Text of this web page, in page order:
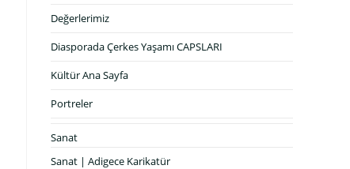
Değerlerimiz
Diasporada Çerkes Yaşamı CAPSLARI
Kültür Ana Sayfa
Portreler
Sanat
Sanat | Adigece Karikatür